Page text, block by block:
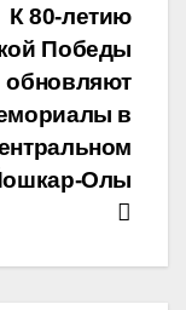
К 80-летию
Победы
обновляют
в
Олы